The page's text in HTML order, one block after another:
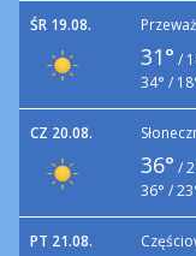
ŚR 19.08.
31° /
34° /
CZ 20.08.
36° /
36° /
PT 21.08.